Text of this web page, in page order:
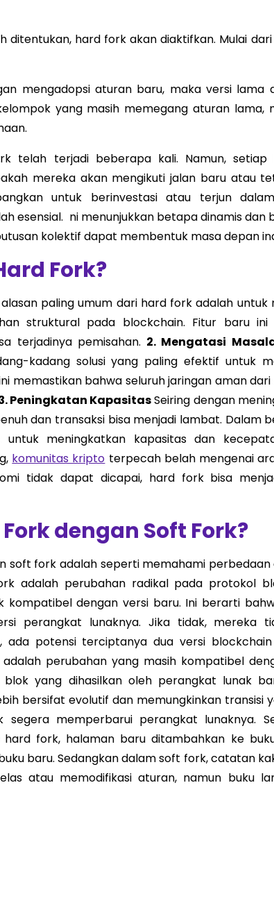
ditentukan, hard fork akan diaktifkan. Mulai
mengadopsi aturan baru, maka versi lama
yang masih memegang aturan lama,
telah terjadi beberapa kali. Namun, setiap
mereka akan mengikuti jalan baru atau
untuk berinvestasi atau terjun
esensial. ni menunjukkan betapa dinamis dan
kolektif dapat membentuk masa depan
Fork?
paling umum dari hard fork adalah untuk
struktural pada blockchain. Fitur baru ini
terjadinya pemisahan. 2. Mengatasi
kadang solusi yang paling efektif untuk
memastikan bahwa seluruh jaringan aman
Peningkatan KapasitasSeiring dengan
dan transaksi bisa menjadi lambat. Dalam
meningkatkan kapasitas dan
komunitas kripto terpecah belah mengenai
tidak dapat dicapai, hard fork bisa
dengan Soft Fork?
soft fork adalah seperti memahami perbedaan
adalah perubahan radikal pada protokol
dengan versi baru. Ini berarti
perangkat lunaknya. Jika tidak, mereka
ada potensi terciptanya dua versi
perubahan yang masih kompatibel
yang dihasilkan oleh perangkat lunak
bersifat evolutif dan memungkinkan transisi
memperbarui perangkat lunaknya.
hard fork, halaman baru ditambahkan ke
baru. Sedangkan dalam soft fork, catatan
atau memodifikasi aturan, namun buku